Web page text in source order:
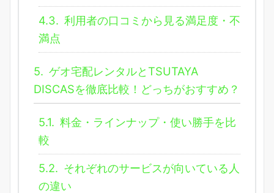
4.3. 利用者の口コミから見る満足度・不
満点
5. ゲオ宅配レンタルとTSUTAYA
DISCASを徹底比較！どっちがおすすめ？
5.1. 料金・ラインナップ・使い勝手を比
較
5.2. それぞれのサービスが向いている人
の違い